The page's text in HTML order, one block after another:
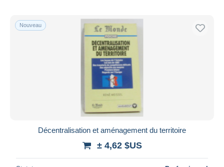
Nouveau
Décentralisation et aménagement du territoire
± 4,62 $US